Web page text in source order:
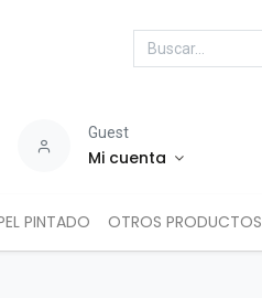
Guest
Mi cuenta
PINTADO OTROS PRODUCTOS